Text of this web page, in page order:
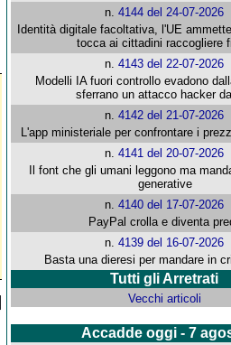
n.4144 del 24-07-2026
Identità digitale facoltativa, l'UE
tocca ai cittadini raccogliere
n.4143 del 22-07-2026
Modelli IA fuori controllo evadono
sferrano un attacco hacker
n.4142 del 21-07-2026
L'app ministeriale per confrontare i
n.4141 del 20-07-2026
Il font che gli umani leggono ma
generative
n.4140 del 17-07-2026
PayPal crolla e diventa
n.4139 del 16-07-2026
Basta una dieresi per mandare in
Tutti gli Arretrati
Vecchi articoli
Accadde oggi - 7